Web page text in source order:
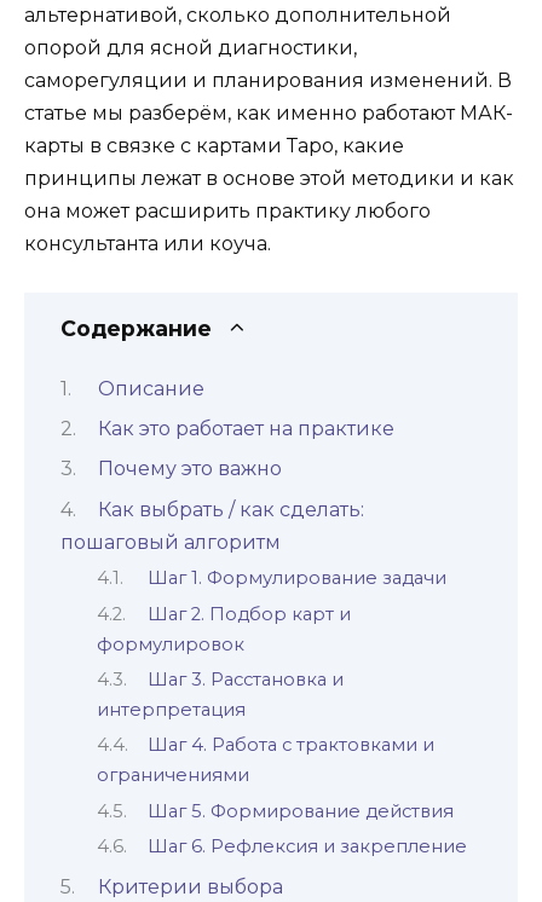
альтернативой, сколько дополнительной
опорой для ясной диагностики,
саморегуляции и планирования изменений. В
статье мы разберём, как именно работают МАК-
карты в связке с картами Таро, какие
принципы лежат в основе этой методики и как
она может расширить практику любого
консультанта или коуча.
Содержание
Описание
Как это работает на практике
Почему это важно
Как выбрать / как сделать:
пошаговый алгоритм
Шаг 1. Формулирование задачи
Шаг 2. Подбор карт и
формулировок
Шаг 3. Расстановка и
интерпретация
Шаг 4. Работа с трактовками и
ограничениями
Шаг 5. Формирование действия
Шаг 6. Рефлексия и закрепление
Критерии выбора